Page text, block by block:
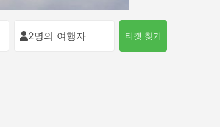
2명의 여행자 티켓 찾기